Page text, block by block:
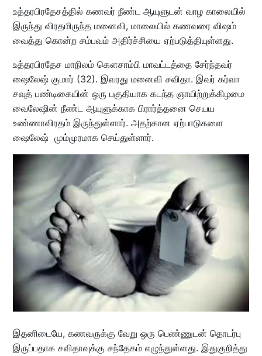
உத்தரபிரதேசத்தில் கணவர் நீண்ட ஆயுளுடன் வாழ காலையில்
இருந்து விரதமிருந்த மனைவி, மாலையில் கணவரை விஷம்
வைத்து கொன்ற சம்பவம் அதிர்ச்சியை ஏற்படுத்தியுள்ளது.
உத்தரபிரதேச மாநிலம் கௌசாம்பி மாவட்டத்தை சேர்ந்தவர்
ஷைலேஷ் குமார் (32). இவரது மனைவி சவிதா. இவர் கர்வா
சவுத் பண்டிகையின் ஒரு பகுதியாக கடந்த ஞாயிற்றுக்கிழமை
வைலேஷின் நீண்ட ஆயுளுக்காக பிரார்த்தனை செயய
உண்ணாவிரதம் இருந்துள்ளார். அதற்கான ஏற்பாடுகளை
ஷைலேஷ் மும்முரமாக செய்துள்ளார்.
இதனிடையே, கணவருக்கு வேறு ஒரு பெண்ணுடன் தொடர்பு
இருப்பதாக சவிதாவுக்கு சந்தேகம் எழுந்துள்ளது. இதுகுறித்து